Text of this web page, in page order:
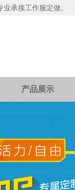
承接工作服定做。
产品展示